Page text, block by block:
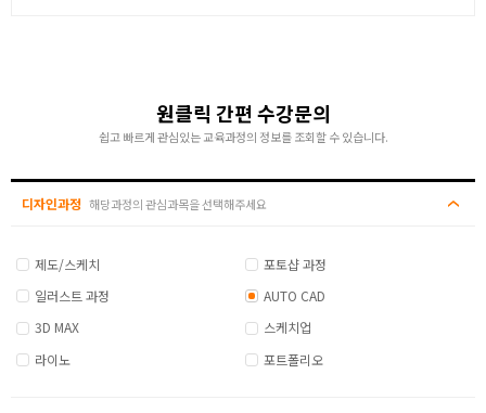
원클릭 간편 수강문의
쉽고 빠르게 관심있는 교육과정의 정보를 조회할 수 있습니다.
디자인과정 해당과정의 관심과목을 선택해주세요
제도/스케치
포토샵 과정
일러스트 과정
AUTO CAD
3D MAX
스케치업
라이노
포트폴리오